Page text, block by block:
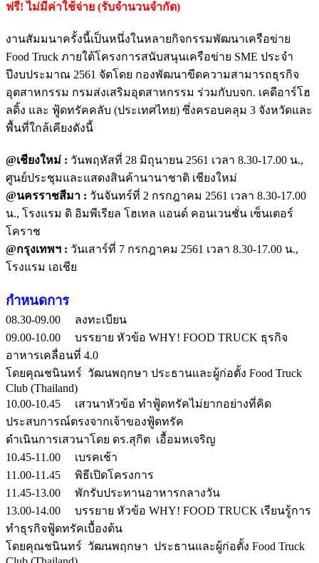
ฟรี! ไม่มีค่าใช้จ่าย (รับจำนวนจำกัด)
งานสัมมนาครั้งนี้เป็นหนึ่งในหลายกิจกรรมพัฒนาเครือข่าย
Food Truck ภายใต้โครงการสนับสนุนเครือข่าย SME ประจำ
ปีงบประมาณ 2561 จัดโดย กองพัฒนาขีดความสามารถธุรกิจ
อุตสาหกรรม กรมส่งเสริมอุตสาหกรรม ร่วมกับบจก. เคดีอาร์โฮ
ลดิ้ง และ ฟู้ดทรัคคลับ (ประเทศไทย) ซึ่งครอบคลุม 3 จังหวัดและ
พื้นที่ใกล้เคียงดังนี้
@เชียงใหม่ : วันพฤหัสที่ 28 มิถุนายน 2561 เวลา 8.30-17.00 น.,
ศูนย์ประชุมและแสดงสินค้านานาชาติ เชียงใหม่
@นครราชสีมา : วันจันทร์ที่ 2 กรกฎาคม 2561 เวลา 8.30-17.00
น., โรงแรม ดิ อิมพีเรียล โฮเทล แอนด์ คอนเวนชั่น เซ็นเตอร์
โคราช
@กรุงเทพฯ : วันเสาร์ที่ 7 กรกฎาคม 2561 เวลา 8.30-17.00 น.,
โรงแรม เอเชีย
กำหนดการ
08.30-09.00 ลงทะเบียน
09.00-10.00 บรรยาย หัวข้อ WHY! FOOD TRUCK ธุรกิจ
อาหารเคลื่อนที่ 4.0
โดยคุณชนินทร์ วัฒนพฤกษา ประธานและผู้ก่อตั้ง Food Truck
Club (Thailand)
10.00-10.45 เสวนาหัวข้อ ทำฟู้ดทรัคไม่ยากอย่างที่คิด
ประสบการณ์ตรงจากเจ้าของฟู้ดทรัค
ดำเนินการเสวนาโดย ดร.สุกิต เอื้อมหเจริญ
10.45-11.00 เบรคเช้า
11.00-11.45 พิธีเปิดโครงการ
11.45-13.00 พักรับประทานอาหารกลางวัน
13.00-14.00 บรรยาย หัวข้อ WHY! FOOD TRUCK เรียนรู้การ
ทำธุรกิจฟู้ดทรัคเบื้องต้น
โดยคุณชนินทร์ วัฒนพฤกษา ประธานและผู้ก่อตั้ง Food Truck